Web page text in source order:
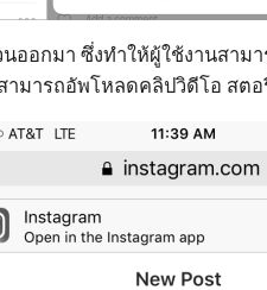
อกมา ซึ่งทำให้ผู้ใช้งานสาม
มารถอัพโหลดคลิปวิดีโอ สตอ